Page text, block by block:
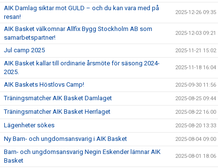
AIK Damlag siktar mot GULD – och du kan vara med på
resan!
2025-12-26 09:35
AIK Basket välkomnar Allfix Bygg Stockholm AB som
samarbetspartner!
2025-12-03 09:21
Jul camp 2025 2025-11-21 15:02
AIK Basket kallar till ordinarie årsmöte för säsong 2024-
2025.
2025-11-18 16:04
AIK Baskets Höstlovs Camp! 2025-09-30 11:56
Träningsmatcher AIK Basket Damlaget 2025-08-25 09:44
Träningsmatcher AIK Basket Herrlaget 2025-08-22 16:00
Lägenheter sökes 2025-08-20 13:33
Ny Barn- och ungdomsansvarig i AIK Basket 2025-08-04 09:00
Barn- och ungdomsansvarig Negin Eskender lämnar AIK
Basket
2025-08-01 18:06